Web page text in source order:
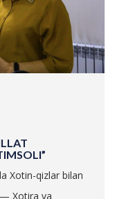
Xotin-qizlar bilan
— Xotira va